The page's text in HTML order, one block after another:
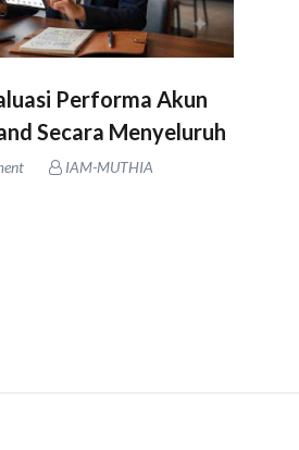
Performa Akun
Secara Menyeluruh
IAM-MUTHIA